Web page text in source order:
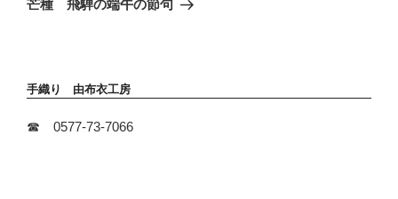
ー
芒種 飛騨の端午の節句
手織り 由布衣工房
☎ 0577-73-7066